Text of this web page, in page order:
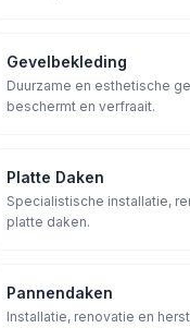
Gevelbekleding
Duurzame en esthetische
beschermt en verfraait.
Platte Daken
Specialistische installatie,
platte daken.
Pannendaken
Installatie, renovatie en